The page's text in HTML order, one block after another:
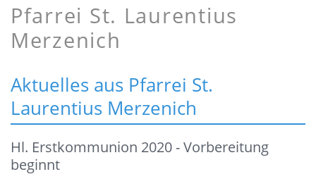
Pfarrei St. Laurentius
Merzenich
Aktuelles aus Pfarrei St.
Laurentius Merzenich
Hl. Erstkommunion 2020 - Vorbereitung
beginnt